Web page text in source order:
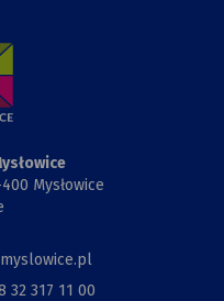
Mysłowice
32 317 11 00